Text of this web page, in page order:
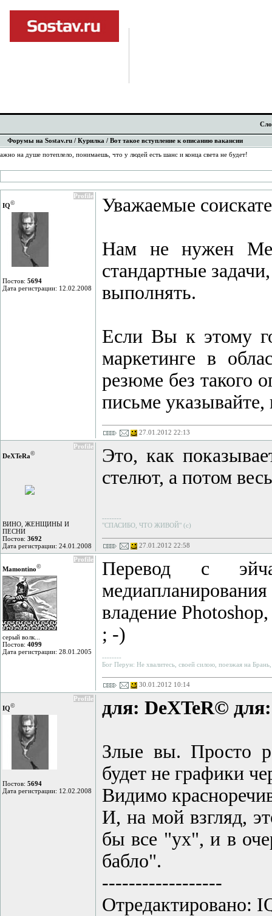
Форумы на Sostav.ru / Курилка / Вот такое вступление к описанию вакансии
ажно на душе потеплело, понимаешь, что у людей есть шанс и конца света не будет!
Profile
IQ©
Постов: 5694
Дата регистрации: 12.02.2008
Уважаемые
Нам не нужен
стандартные
выполнять.
Если Вы к этому
маркетинге в
резюме без такого
письме
27.01.2012 22:13
Profile
DeXTeRа©
ВИНО, ЖЕНЩИНЫ И
ПЕСНИ
Постов: 3692
Дата регистрации: 24.01.2008
Это, как
стелют, а потом
--------
"СПАСИБО, ЧТО ЖИВОЙ" (с)
27.01.2012 22:58
Profile
Mamontino©
серый волк...
Постов: 4099
Дата регистрации: 28.01.2005
Перевод с
владение
; -)
--------
Бог Перун: Не хвалитесь, своей силою, поезжая на
30.01.2012 10:14
Profile
IQ©
Постов: 5694
Дата регистрации: 12.02.2008
для: DeXTeR©
Злые вы. Просто
будет не графики
Видимо
И, на мой взгляд,
бы все "ух", и в
бабло".
------------------
Отредактировано: